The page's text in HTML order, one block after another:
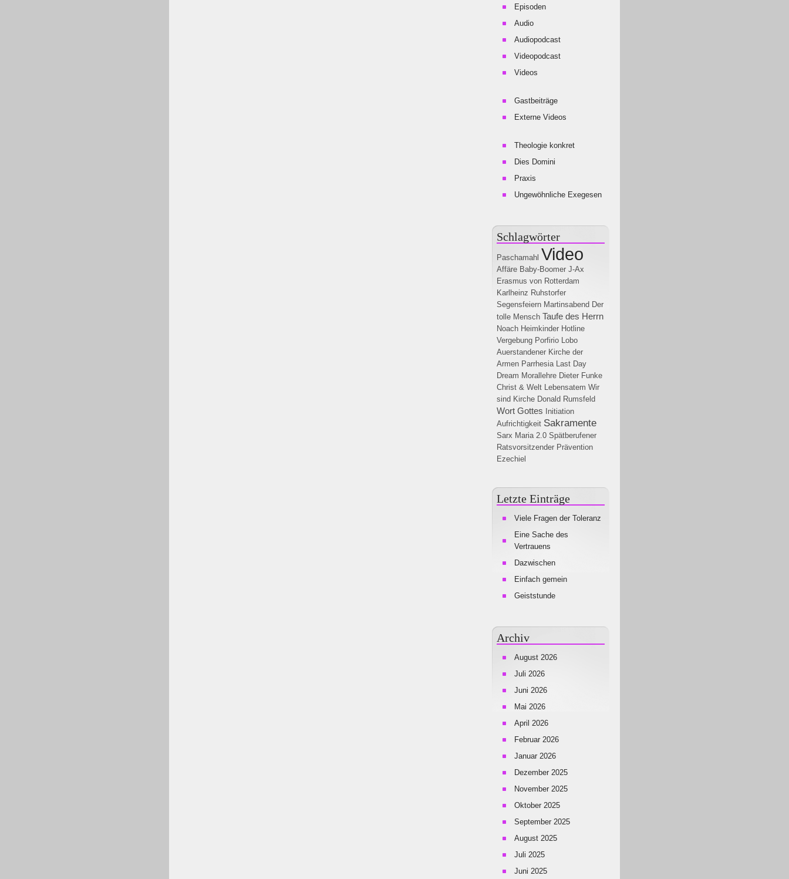
Episoden
Audio
Audiopodcast
Videopodcast
Videos
Gastbeiträge
Externe Videos
Theologie konkret
Dies Domini
Praxis
Ungewöhnliche Exegesen
Schlagwörter
Paschamahl Video
Affäre Baby-Boomer J-Ax
Erasmus von Rotterdam
Karlheinz Ruhstorfer
Segensfeiern Martinsabend Der
tolle Mensch Taufe des Herrn
Noach Heimkinder Hotline
Vergebung Porfirio Lobo
Auerstandener Kirche der
Armen Parrhesia Last Day
Dream Morallehre Dieter Funke
Christ & Welt Lebensatem Wir
sind Kirche Donald Rumsfeld
Wort Gottes
Initiation
Aufrichtigkeit Sakramente
Sarx Maria 2.0 Spätberufener
Ratsvorsitzender Prävention
Ezechiel
Letzte Einträge
Viele Fragen der Toleranz
Eine Sache des
Vertrauens
Dazwischen
Einfach gemein
Geiststunde
Archiv
August 2026
Juli 2026
Juni 2026
Mai 2026
April 2026
Februar 2026
Januar 2026
Dezember 2025
November 2025
Oktober 2025
September 2025
August 2025
Juli 2025
Juni 2025